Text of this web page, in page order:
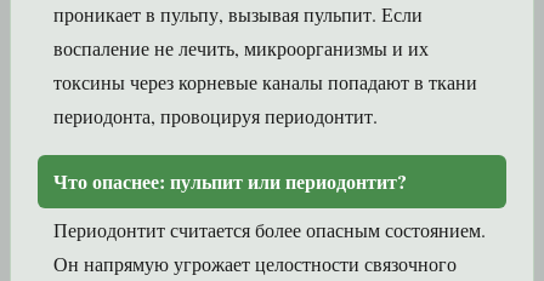
проникает в пульпу, вызывая пульпит. Если
воспаление не лечить, микроорганизмы и их
токсины через корневые каналы попадают в ткани
периодонта, провоцируя периодонтит.
Что опаснее: пульпит или периодонтит?
Периодонтит считается более опасным состоянием.
Он напрямую угрожает целостности связочного